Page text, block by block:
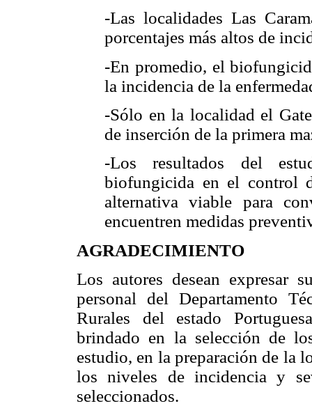
-Las localidades Las
porcentajes más altos de
-En promedio, el
la incidencia de la
-Sólo en la localidad el
de inserción de la primera
-Los resultados del
biofungicida en el control
alternativa viable para
encuentren medidas
AGRADECIMIENTO
Los autores desean expresar
personal del Departamento
Rurales del estado
brindado en la selección de
estudio, en la preparación de la
los niveles de incidencia y
seleccionados.